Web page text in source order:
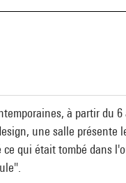
à partir du
une salle présente
qui était tombé dans